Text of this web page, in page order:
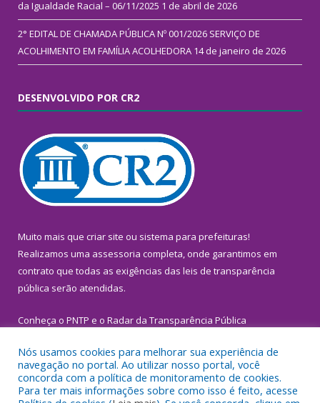
da Igualdade Racial – 06/11/2025 1 de abril de 2026
2° EDITAL DE CHAMADA PÚBLICA Nº 001/2026 SERVIÇO DE
ACOLHIMENTO EM FAMÍLIA ACOLHEDORA 14 de janeiro de 2026
DESENVOLVIDO POR CR2
Muito mais que criar site ou sistema para prefeituras!
Realizamos uma assessoria completa, onde garantimos em
contrato que todas as exigências das leis de transparência
pública serão atendidas.
Conheça o PNTP e o Radar da Transparência Pública
Todos os direitos reservados a Prefeitura Municipal de
Nós usamos cookies para melhorar sua experiência de
navegação no portal. Ao utilizar nosso portal, você
concorda com a política de monitoramento de cookies.
Para ter mais informações sobre como isso é feito, acesse